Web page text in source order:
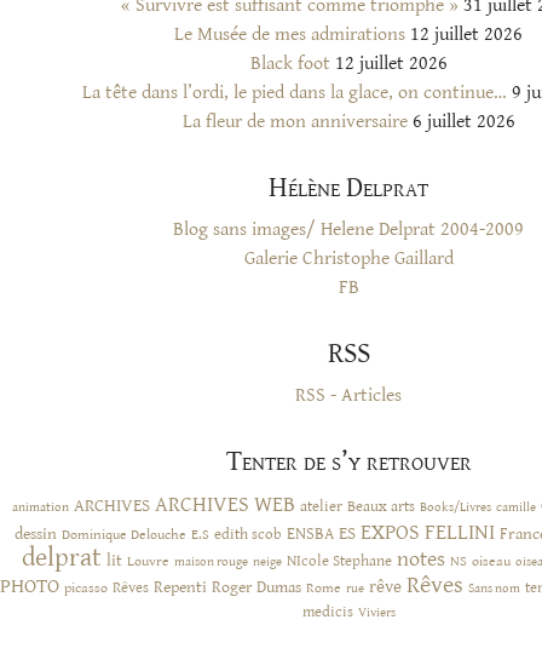
« Survivre est suffisant comme triomphe » 31 juillet
Le Musée de mes admirations 12 juillet 2026
Black foot 12 juillet 2026
La tête dans l’ordi, le pied dans la glace, on continue… 9
La fleur de mon anniversaire 6 juillet 2026
Hélène Delprat
Blog sans images/ Helene Delprat 2004-2009
Galerie Christophe Gaillard
FB
RSS
RSS - Articles
Tenter de s’y retrouver
animation ARCHIVES ARCHIVES WEB atelier Beaux arts Books/Livres camille
dessin Dominique Delouche E.S edith scob ENSBA ES EXPOS FELLINI
delprat lit Louvre maison rouge neige NIcole Stephane notes NS oiseau
PHOTO picasso Rêves Repenti Roger Dumas Rome rue rêve Rêves Sans nom
medicis Viviers